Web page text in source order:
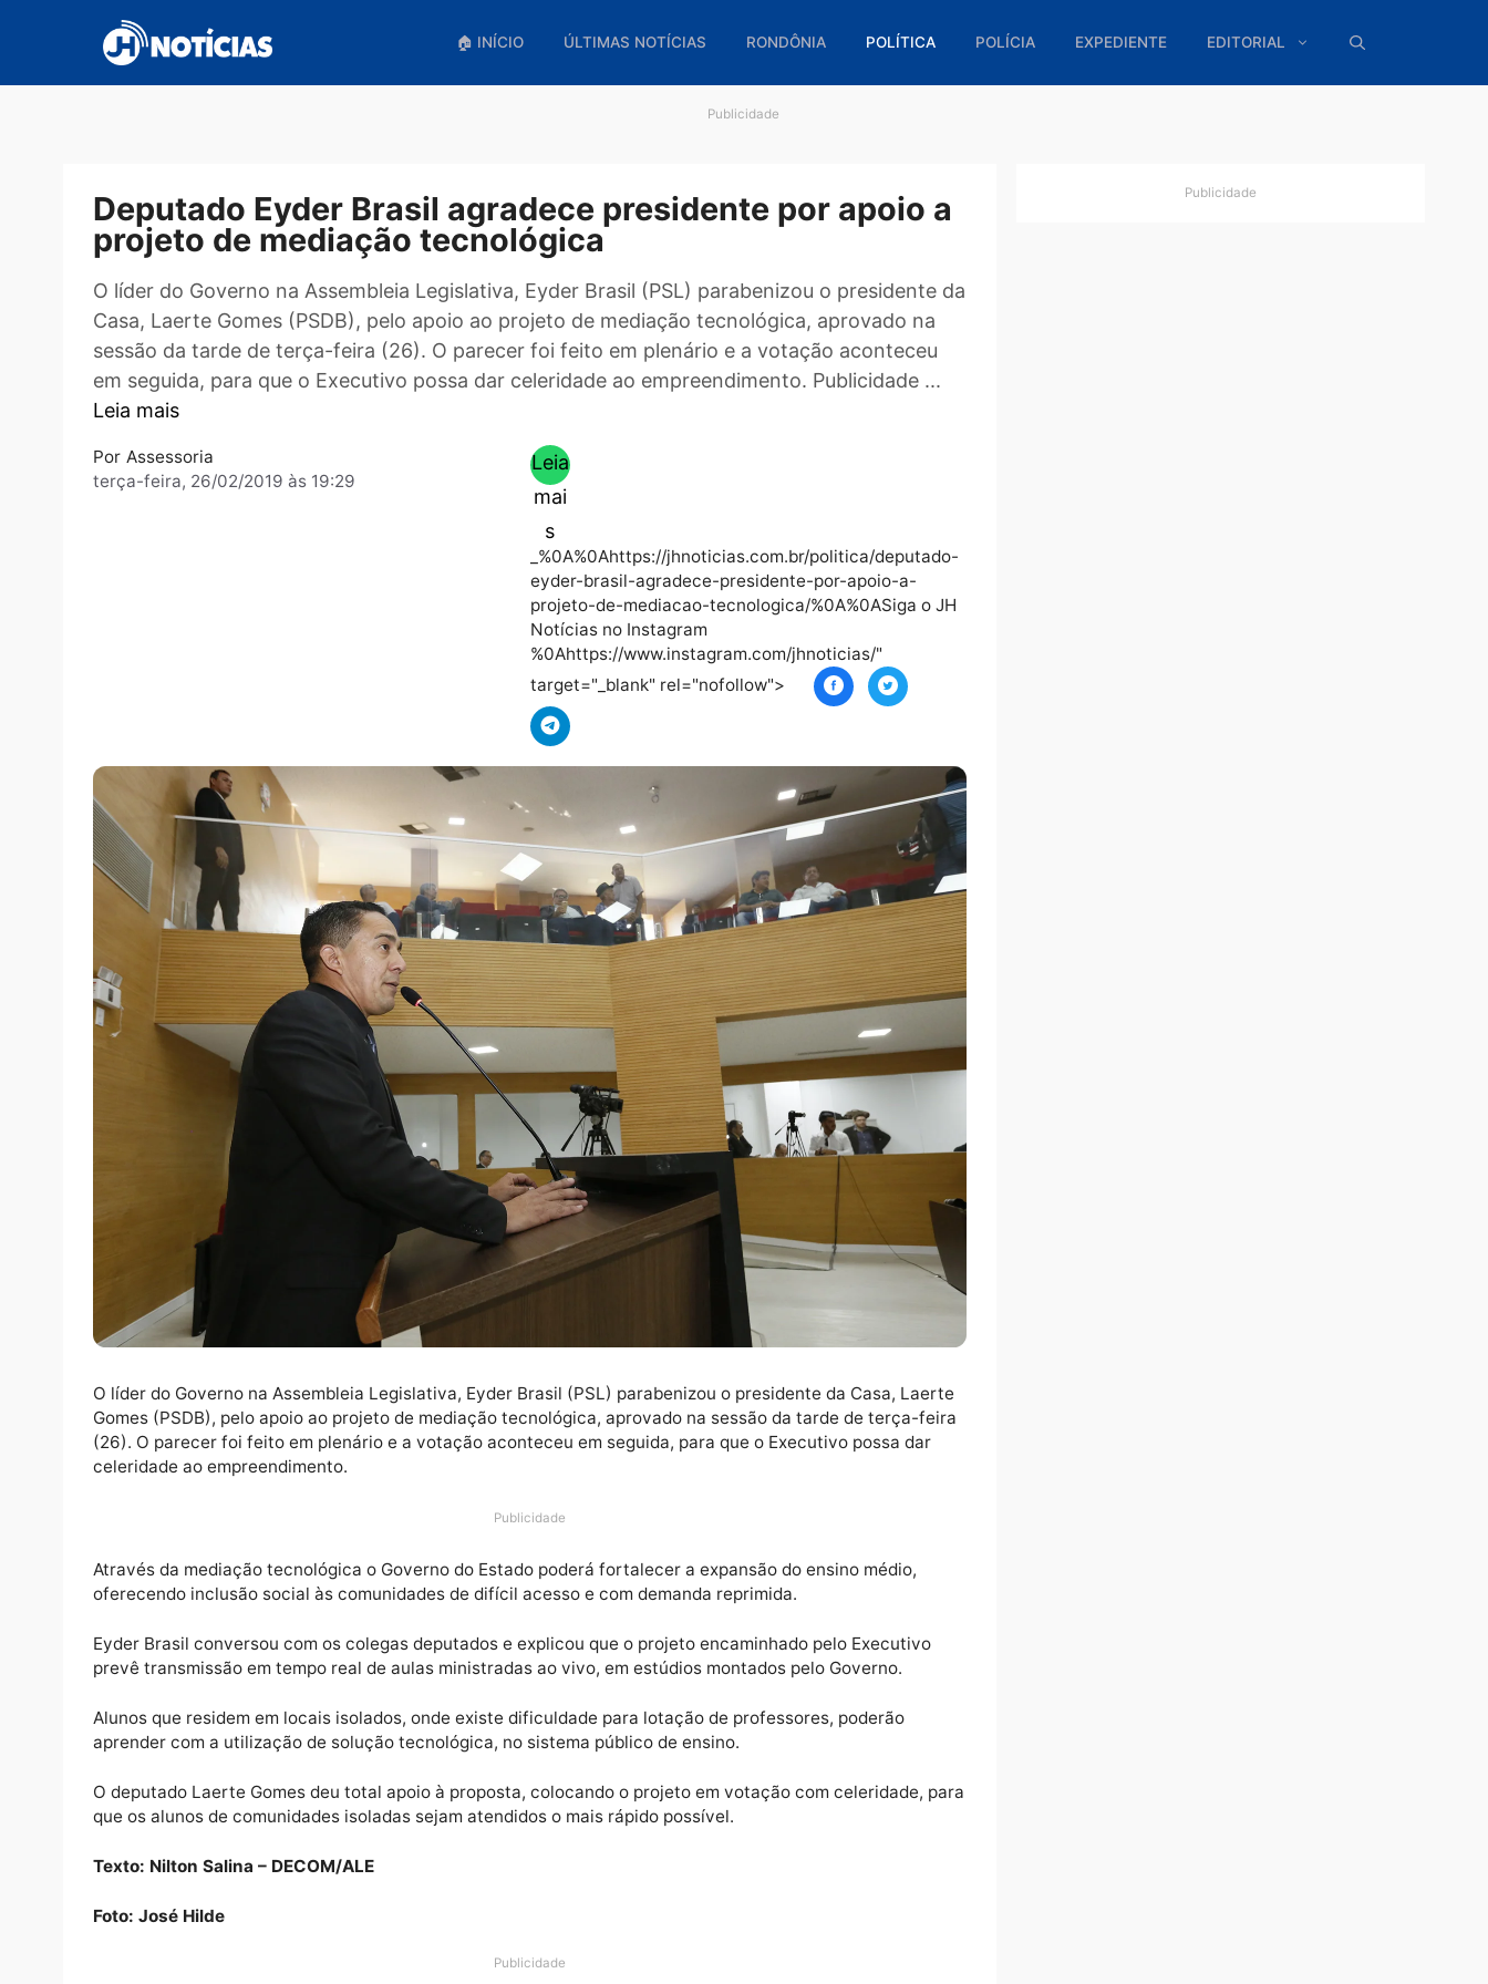
conteúdo
🏠 INÍCIO ÚLTIMAS NOTÍCIAS RONDÔNIA POLÍTICA POLÍCIA EXPEDIENTE EDITORIAL
Deputado Eyder Brasil agradece presidente por apoio a
projeto de mediação tecnológica
O líder do Governo na Assembleia Legislativa, Eyder Brasil (PSL) parabenizou o presidente da
Casa, Laerte Gomes (PSDB), pelo apoio ao projeto de mediação tecnológica, aprovado na
sessão da tarde de terça-feira (26). O parecer foi feito em plenário e a votação aconteceu
em seguida, para que o Executivo possa dar celeridade ao empreendimento. Publicidade ...
Leia mais
mai
s
_%0A%0Ahttps://jhnoticias.com.br/politica/deputado-
eyder-brasil-agradece-presidente-por-apoio-a-
projeto-de-mediacao-tecnologica/%0A%0ASiga o JH
Notícias no Instagram
target="_blank" rel="nofollow">
Gomes (PSDB), pelo apoio ao projeto de mediação tecnológica, aprovado na sessão da tarde de terça-feira
(26). O parecer foi feito em plenário e a votação aconteceu em seguida, para que o Executivo possa dar
Através da mediação tecnológica o Governo do Estado poderá fortalecer a expansão do ensino médio,
Eyder Brasil conversou com os colegas deputados e explicou que o projeto encaminhado pelo Executivo
prevê transmissão em tempo real de aulas ministradas ao vivo, em estúdios montados pelo Governo.
Alunos que residem em locais isolados, onde existe dificuldade para lotação de professores, poderão